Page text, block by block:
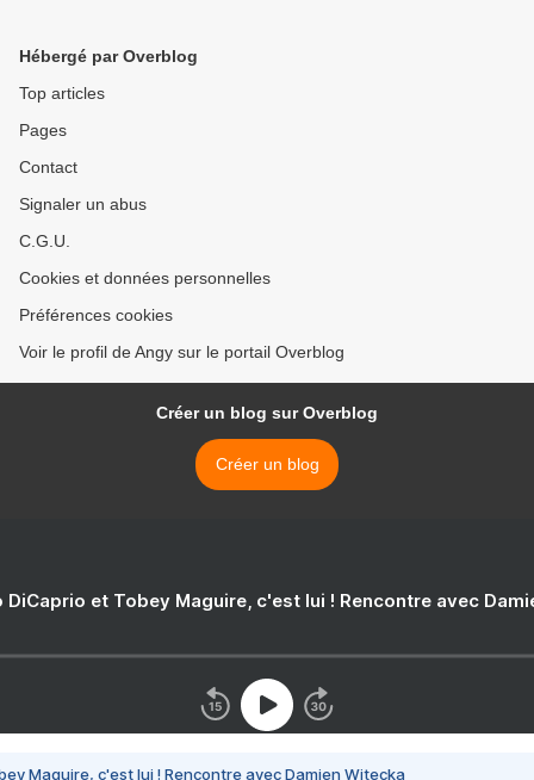
Hébergé par Overblog
Top articles
Pages
Contact
Signaler un abus
C.G.U.
Cookies et données personnelles
Préférences cookies
Voir le profil de Angy sur le portail Overblog
Créer un blog sur Overblog
Créer un blog
DiCaprio et Tobey Maguire, c'est lui ! Rencontre avec
Maguire, c'est lui ! Rencontre avec Damien Witecka